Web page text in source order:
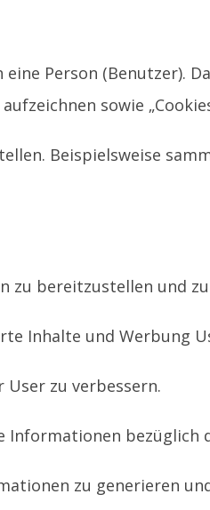
Person (Benutzer).
sowie
Beispielsweise
zu bereitzustellen und
Inhalte und Werbung
zu verbessern.
bezüglich
zu generieren